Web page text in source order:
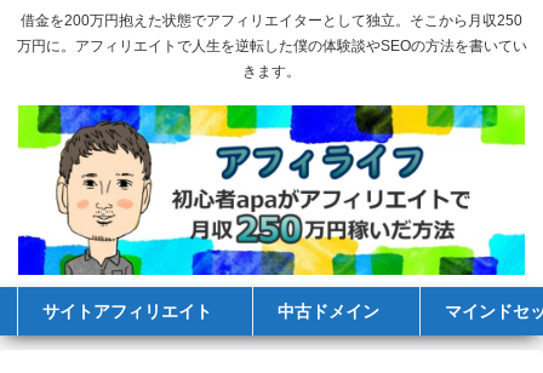
借金を200万円抱えた状態でアフィリエイターとして独立。そこから月収250
万円に。アフィリエイトで人生を逆転した僕の体験談やSEOの方法を書いてい
きます。
サイトアフィリエイト 中古ドメイン マインドセ